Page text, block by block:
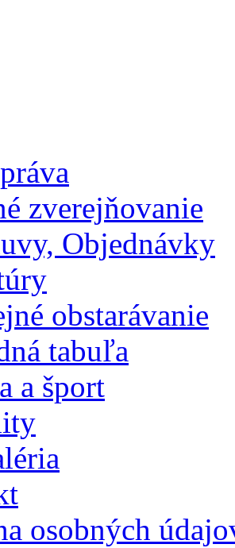
zverejňovanie
Objednávky
obstarávanie
tabuľa
a šport
osobných